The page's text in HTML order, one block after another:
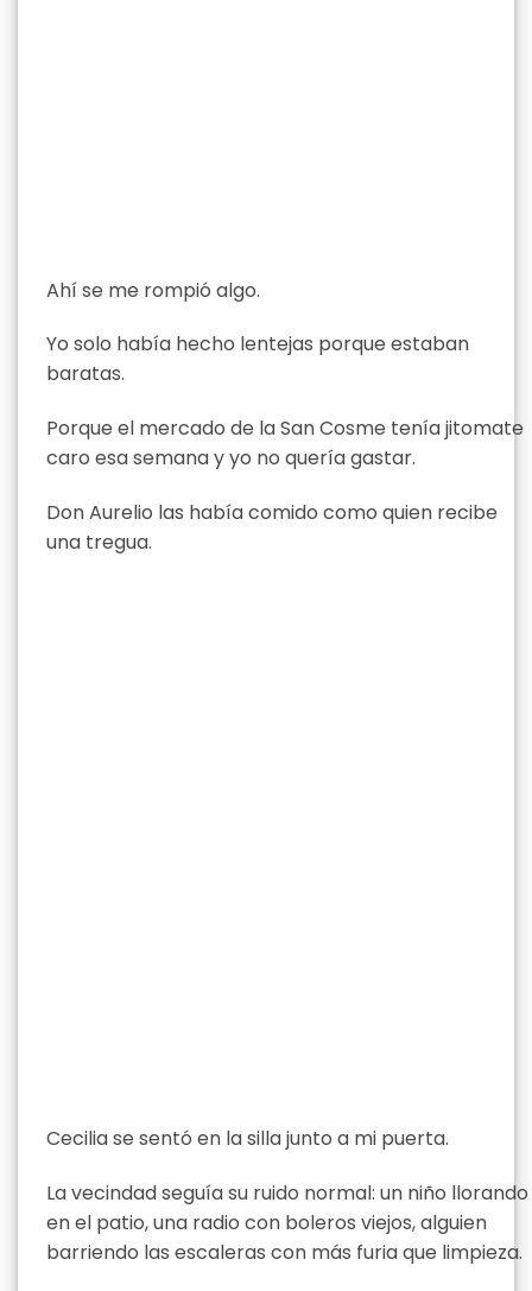
Ahí se me rompió algo.
Yo solo había hecho lentejas porque estaban
baratas.
Porque el mercado de la San Cosme tenía jitomate
caro esa semana y yo no quería gastar.
Don Aurelio las había comido como quien recibe
una tregua.
Cecilia se sentó en la silla junto a mi puerta.
La vecindad seguía su ruido normal: un niño llorando
en el patio, una radio con boleros viejos, alguien
barriendo las escaleras con más furia que limpieza.